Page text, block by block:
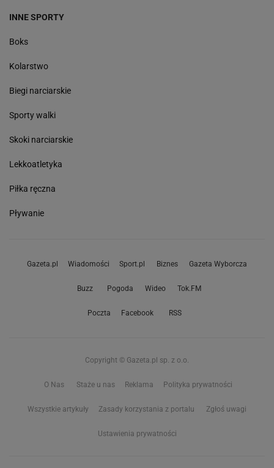
INNE SPORTY
Boks
Kolarstwo
Biegi narciarskie
Sporty walki
Skoki narciarskie
Lekkoatletyka
Piłka ręczna
Pływanie
Gazeta.pl Wiadomości Sport.pl Biznes Gazeta Wyborcza
Buzz Pogoda Wideo Tok.FM
Poczta Facebook RSS
Copyright © Gazeta.pl sp. z o.o.
O Nas Staże u nas Reklama Polityka prywatności
Wszystkie artykuły Zasady korzystania z portalu Zgłoś uwagi
Ustawienia prywatności